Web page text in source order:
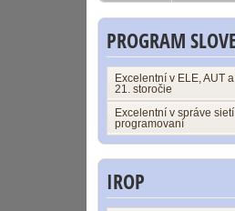
PROGRAM
Excelentní v ELE, AUT
21. storočie
Excelentní v správe
programovaní
IROP